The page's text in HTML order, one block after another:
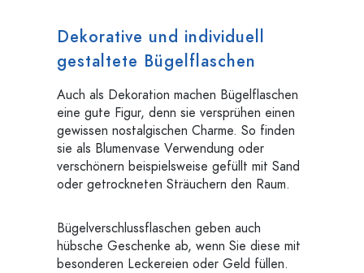
Dekorative und individuell
gestaltete Bügelflaschen
Auch als Dekoration machen Bügelflaschen
eine gute Figur, denn sie versprühen einen
gewissen nostalgischen Charme. So finden
sie als Blumenvase Verwendung oder
verschönern beispielsweise gefüllt mit Sand
oder getrockneten Sträuchern den Raum.
Bügelverschlussflaschen geben auch
hübsche Geschenke ab, wenn Sie diese mit
besonderen Leckereien oder Geld füllen.